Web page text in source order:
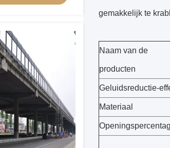
gemakkelijk te
Naam van de
producten
Geluidsreductie-
Materiaal